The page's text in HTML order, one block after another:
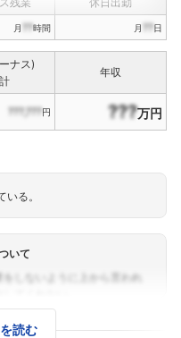
月 ??時間 月 ??日
ナス)
年収
???,???円 ???万円
る。
いて
読む